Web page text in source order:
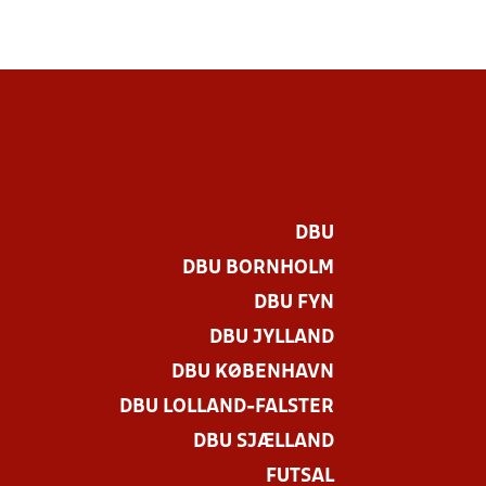
DBU
DBU BORNHOLM
DBU FYN
DBU JYLLAND
DBU KØBENHAVN
DBU LOLLAND-FALSTER
DBU SJÆLLAND
FUTSAL